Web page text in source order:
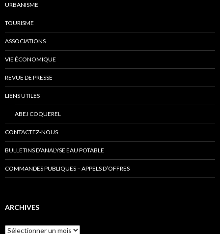
URBANISME
TOURISME
ASSOCIATIONS
VIE ÉCONOMIQUE
REVUE DE PRESSE
LIENS UTILES
ABEJ COQUEREL
CONTACTEZ-NOUS
BULLETINS D’ANALYSE EAU POTABLE
COMMANDES PUBLIQUES – APPELS D’OFFRES
ARCHIVES
Archives